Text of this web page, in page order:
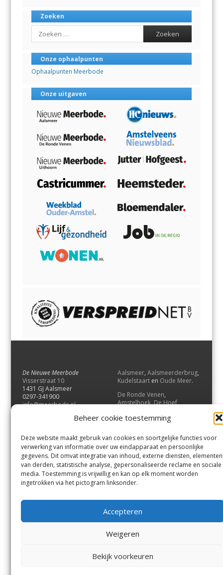
Beheer cookie toestemming
Deze website maakt gebruik van cookies en soortgelijke functies voor
verwerking van informatie over uw eindapparaat en persoonlijke
gegevens. Dit omvat integratie van inhoud, externe diensten, elementen
van derden, statistische analyse, gepersonaliseerde reclame en sociale
media. Toestemming is vrijwillig en kan op elk moment worden
ingetrokken via het pictogram linksonder.
Accepteren
Weigeren
Bekijk voorkeuren
Zoeken
Search
Onze ophaalpunten
Ophaalpunten Meerbode
Onze uitgaven
De Nieuwe Meerbode
Visserstraat 10
1431 GJ Aalsmeer
0297-341900
info@meerbode.nl
Aalsmeer, Aalsmeerderbrug,
Kudelstaart en Oude Meer.
De Ronde Venen,
Amstelhoek,De Hoef,
Vrouwenakker,Waverveen
UithoornenDe Kwakel.
Contact
Andere uitgaven
Bezorgklacht
Vacatures
Voorwaarden
Privacyverklaring
De Ronde Venen